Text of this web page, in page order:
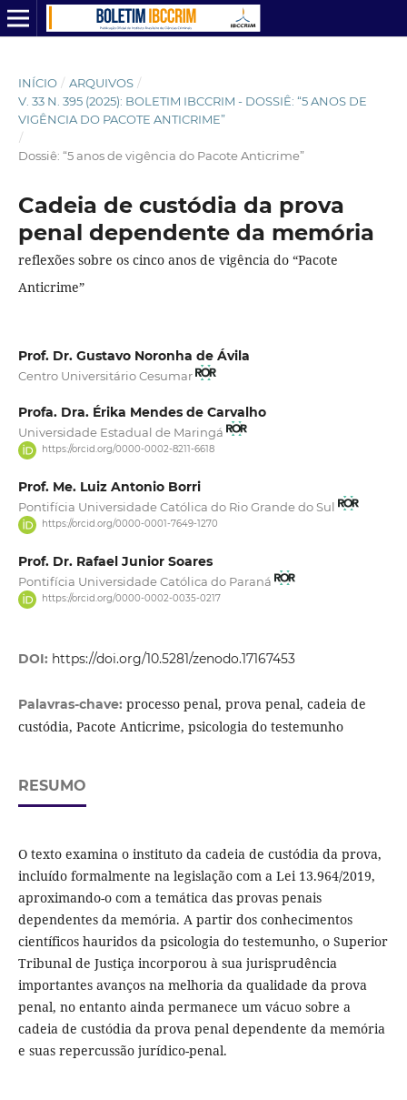
INÍCIO / ARQUIVOS /
V. 33 N. 395 (2025): BOLETIM IBCCRIM - DOSSIÊ: “5 ANOS DE
VIGÊNCIA DO PACOTE ANTICRIME”
/
Dossiê: “5 anos de vigência do Pacote Anticrime”
Cadeia de custódia da prova
penal dependente da memória
reflexões sobre os cinco anos de vigência do “Pacote
Anticrime”
Prof. Dr. Gustavo Noronha de Ávila
Centro Universitário Cesumar
Profa. Dra. Érika Mendes de Carvalho
Universidade Estadual de Maringá
https://orcid.org/0000-0002-8211-6618
Prof. Me. Luiz Antonio Borri
Pontifícia Universidade Católica do Rio Grande do Sul
https://orcid.org/0000-0001-7649-1270
Prof. Dr. Rafael Junior Soares
Pontifícia Universidade Católica do Paraná
https://orcid.org/0000-0002-0035-0217
DOI: https://doi.org/10.5281/zenodo.17167453
Palavras-chave: processo penal, prova penal, cadeia de
custódia, Pacote Anticrime, psicologia do testemunho
RESUMO
O texto examina o instituto da cadeia de custódia da prova,
incluído formalmente na legislação com a Lei 13.964/2019,
aproximando-o com a temática das provas penais
dependentes da memória. A partir dos conhecimentos
científicos hauridos da psicologia do testemunho, o Superior
Tribunal de Justiça incorporou à sua jurisprudência
importantes avanços na melhoria da qualidade da prova
penal, no entanto ainda permanece um vácuo sobre a
cadeia de custódia da prova penal dependente da memória
e suas repercussão jurídico-penal.